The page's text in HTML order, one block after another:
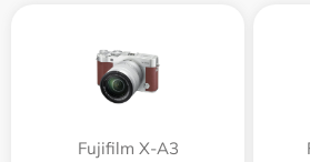
Fujifilm X-A3